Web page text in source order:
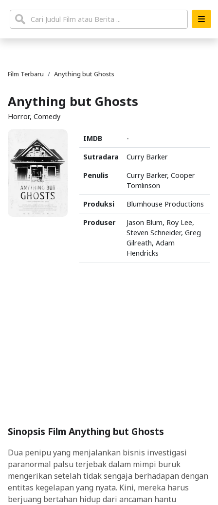
Film Terbaru Anything but Ghosts
Anything but Ghosts
Horror, Comedy
Sinopsis Film Anything but Ghosts
Dua penipu yang menjalankan bisnis investigasi
paranormal palsu terjebak dalam mimpi buruk
mengerikan setelah tidak sengaja berhadapan dengan
entitas kegelapan yang nyata. Kini, mereka harus
berjuang bertahan hidup dari ancaman hantu
IMDB
-
Sutradara
Curry Barker
Penulis
Curry Barker, Cooper
Tomlinson
Produksi
Blumhouse Productions
Produser
Jason Blum, Roy Lee,
Steven Schneider, Greg
Gilreath, Adam
Hendricks